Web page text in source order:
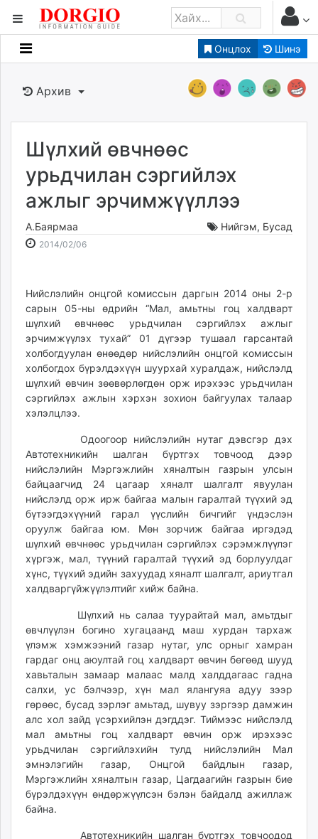
Онцлох Шинэ
Мэдээллийн
Банк санхүү
Бизнес ААН
Төрийн
Нийслэлийн
dorgio.mn
Gogo.mn
caak.mn
Baabar.mn
tovch.mn
ikon.mn
mnb.mn
Livetv.mn
Eguur.mn
24tsag.mn
shuud.mn
ergelt.mn
zarig.mn
today.mn
zuv.mn
mminfo.mn
ugluu.mn
urlag.mn
unen.mn
asu.mn
shuurhai.mn
unuudur.mn
isee.mn
mglradio.com
fact.mn
itoim.mn
tumen.mn
shuum.mn
times.mn
tvmongolia.mn
mass.mn
Архив
Шүлхий өвчнөөс
урьдчилан сэргийлэх
ажлыг эрчимжүүллээ
А.Баярмаа Нийгэм, Бусад
2014/02/062014-
22:17:37
2026-
20:25:27
Нийслэлийн онцгой комиссын даргын 2014 оны 2-р
сарын 05-ны өдрийн “Мал, амьтны гоц халдварт
шүлхий өвчнөөс урьдчилан сэргийлэх ажлыг
эрчимжүүлэх тухай” 01 дүгээр тушаал гарсантай
холбогдуулан өнөөдөр нийслэлийн онцгой комиссын
холбогдох бүрэлдэхүүн шуурхай хуралдаж, нийслэлд
шүлхий өвчин зөөвөрлөгдөн орж ирэхээс урьдчилан
сэргийлэх ажлын хэрхэн зохион байгуулах талаар
хэлэлцлээ.
Одоогоор нийслэлийн нутаг дэвсгэр дэх
Автотехникийн шалган бүртгэх товчоод дээр
нийслэлийн Мэргэжлийн хяналтын газрын улсын
байцаагчид 24 цагаар хяналт шалгалт явуулан
нийслэлд орж ирж байгаа малын гаралтай түүхий эд
бүтээгдэхүүний гарал үүслийн бичгийг үндэслэн
оруулж байгаа юм. Мөн зорчиж байгаа иргэдэд
шүлхий өвчнөөс урьдчилан сэргийлэх сэрэмжлүүлэг
хүргэж, мал, түүний гаралтай түүхий эд борлуулдаг
хүнс, түүхий эдийн захуудад хяналт шалгалт, ариутгал
халдваргүйжүүлэлтийг хийж байна.
Шүлхий нь салаа туурайтай мал, амьтдыг
өвчлүүлэн богино хугацаанд маш хурдан тархаж
үлэмж хэмжээний газар нутаг, улс орныг хамран
гардаг онц аюултай гоц халдварт өвчин бөгөөд шууд
хавьталын замаар малаас малд халддагаас гадна
салхи, ус бэлчээр, хүн мал ялангуяа адуу зээр
гөрөөс, бусад зэрлэг амьтад, шувуу зэргээр дамжин
алс хол зайд үсэрхийлэн дэгддэг. Тиймээс нийслэлд
мал амьтны гоц халдварт өвчин орж ирэхээс
урьдчилан сэргийлэхийн тулд нийслэлийн Мал
эмнэлэгийн газар, Онцгой байдлын газар,
Мэргэжлийн хяналтын газар, Цагдаагийн газрын бие
бүрэлдэхүүн өндөржүүлсэн бэлэн байдалд ажиллаж
байна.
Автотехникийн шалган бүртгэх товчоодод